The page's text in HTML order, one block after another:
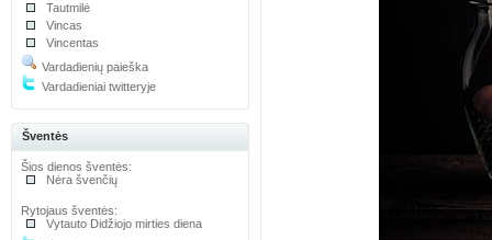
Tautmilė
Vincas
Vincentas
Vardadienių paieška
Vardadieniai twitteryje
Šventės
Šios dienos šventės:
Nėra švenčių
Rytojaus šventės:
Vytauto Didžiojo mirties diena